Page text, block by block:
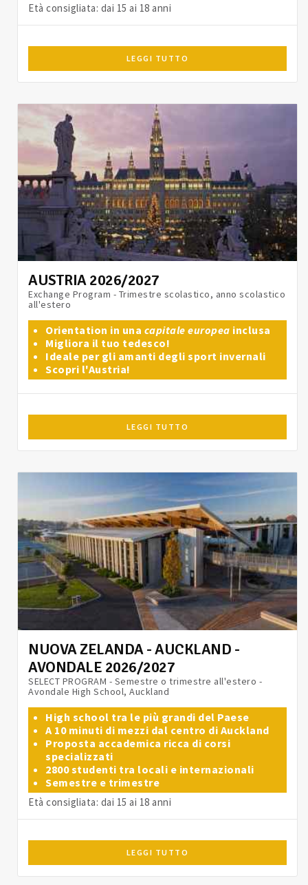
Età consigliata: dai 15 ai 18 anni
LEGGI TUTTO
AUSTRIA 2026/2027
Exchange Program - Trimestre scolastico, anno scolastico
all'estero
Orientation in una capitale europea inclusa
Migliora il tuo tedesco!
Ideale per gli amanti degli sport invernali
Scopri l'Austria!
LEGGI TUTTO
NUOVA ZELANDA - AUCKLAND -
AVONDALE 2026/2027
SELECT PROGRAM - Semestre o trimestre all'estero -
Avondale High School, Auckland
High school tra le più grandi del Paese
A 10 minuti di mezzi dal centro di Auckland
Proposta accademica ricca di corsi
specializzati
2800 studenti tra locali e internazionali
Semestre e trimestre
Età consigliata: dai 15 ai 18 anni
LEGGI TUTTO